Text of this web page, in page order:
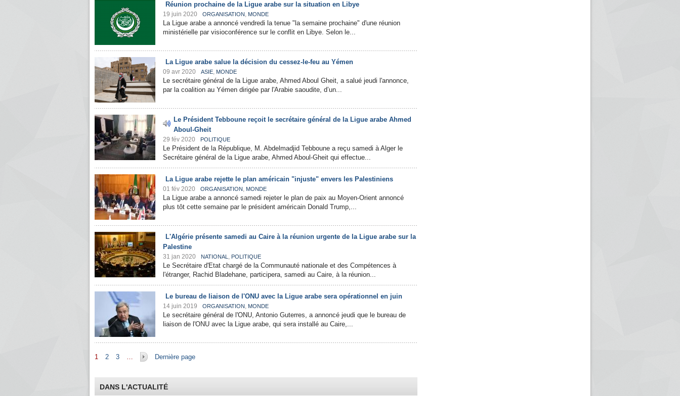
Réunion prochaine de la Ligue arabe sur la situation en Libye
19 juin 2020 ORGANISATION, MONDE
La Ligue arabe a annoncé vendredi la tenue "la semaine prochaine" d'une réunion
ministérielle par visioconférence sur le conflit en Libye. Selon le...
La Ligue arabe salue la décision du cessez-le-feu au Yémen
09 avr 2020 ASIE, MONDE
Le secrétaire général de la Ligue arabe, Ahmed Aboul Gheit, a salué jeudi l'annonce,
par la coalition au Yémen dirigée par l'Arabie saoudite, d’un...
Le Président Tebboune reçoit le secrétaire général de la Ligue arabe Ahmed
Aboul-Gheit
29 fév 2020 POLITIQUE
Le Président de la République, M. Abdelmadjid Tebboune a reçu samedi à Alger le
Secrétaire général de la Ligue arabe, Ahmed Aboul-Gheit qui effectue...
La Ligue arabe rejette le plan américain "injuste" envers les Palestiniens
01 fév 2020 ORGANISATION, MONDE
La Ligue arabe a annoncé samedi rejeter le plan de paix au Moyen-Orient annoncé
plus tôt cette semaine par le président américain Donald Trump,...
L'Algérie présente samedi au Caire à la réunion urgente de la Ligue arabe sur la
Palestine
31 jan 2020 NATIONAL , POLITIQUE
Le Secrétaire d'Etat chargé de la Communauté nationale et des Compétences à
l'étranger, Rachid Bladehane, participera, samedi au Caire, à la réunion...
Le bureau de liaison de l'ONU avec la Ligue arabe sera opérationnel en juin
14 juin 2019 ORGANISATION, MONDE
Le secrétaire général de l'ONU, Antonio Guterres, a annoncé jeudi que le bureau de
liaison de l'ONU avec la Ligue arabe, qui sera installé au Caire,...
Pages
1 2 3 … Dernière page
DANS L'ACTUALITÉ